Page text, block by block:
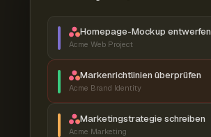
Homepage-Mockup entwerfen
Acme Web Project
Markenrichtlinien überprüfen
Acme Brand Identity
Marketingstrategie schreiben
Acme Marketing